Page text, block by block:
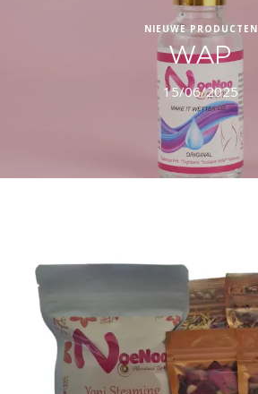
NIEUWE PRODUCTEN
WAP
15/06/2025